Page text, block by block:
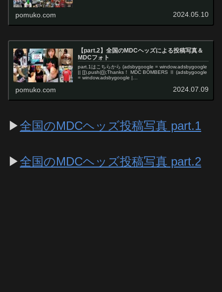
pomuko.com 2024.05.10
【part.2】全国のMDCヘッズによる投稿写真＆
MDCフォト
part.1はこちらから (adsbygoogle = window.adsbygoogle
|| []).push({});Thanks！ MDC BOMBERS Ⅱ (adsbygoogle
= window.adsbygoogle |…
pomuko.com 2024.07.09
▶全国のMDCヘッズ投稿写真 part.1
▶全国のMDCヘッズ投稿写真 part.2